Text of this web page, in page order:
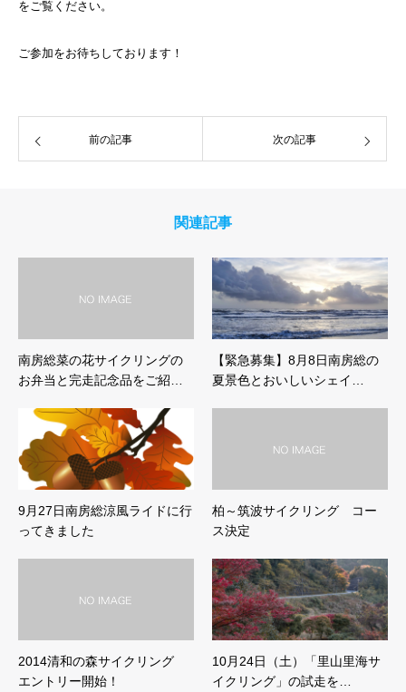
をご覧ください。
ご参加をお待ちしております！
前の記事 次の記事
関連記事
南房総菜の花サイクリングの
お弁当と完走記念品をご紹…
【緊急募集】8月8日南房総の
夏景色とおいしいシェイ…
9月27日南房総涼風ライドに行
ってきました
柏～筑波サイクリング コー
ス決定
2014清和の森サイクリング
エントリー開始！
10月24日（土）「里山里海サ
イクリング」の試走を…